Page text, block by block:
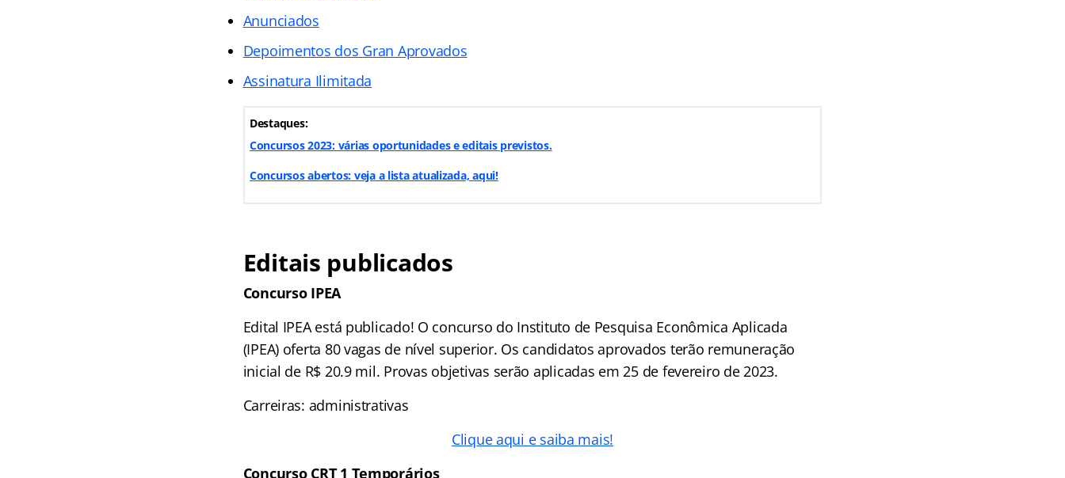
Anunciados
Depoimentos dos Gran Aprovados
Assinatura Ilimitada
Destaques:
Concursos 2023: várias oportunidades e editais previstos.
Concursos abertos: veja a lista atualizada, aqui!
Editais publicados
Concurso IPEA
Edital IPEA está publicado! O concurso do Instituto de Pesquisa Econômica Aplicada
(IPEA) oferta 80 vagas de nível superior. Os candidatos aprovados terão remuneração
inicial de R$ 20.9 mil. Provas objetivas serão aplicadas em 25 de fevereiro de 2023.
Carreiras: administrativas
Clique aqui e saiba mais!
Concurso CRT 1 Temporários